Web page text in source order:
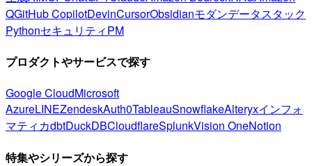
QGitHub CopilotDevinCursorObsidianモダンデータスタック
PythonセキュリティPM
プロダクトやサービスで探す
Google CloudMicrosoft
AzureLINEZendeskAuth0TableauSnowflakeAlteryxインフォ
マティカdbtDuckDBCloudflareSplunkVision OneNotion
特集やシリーズから探す